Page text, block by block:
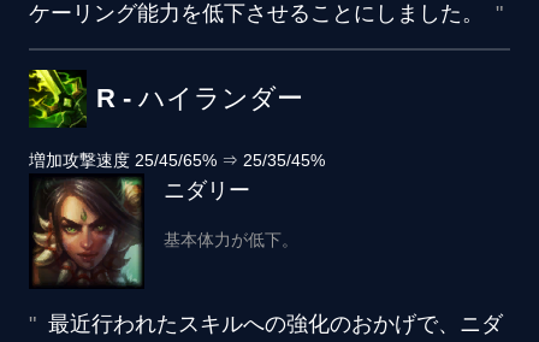
ケーリング能力を低下させることにしました。
R - ハイランダー
増加攻撃速度 25/45/65% ⇒ 25/35/45%
ニダリー
基本体力が低下。
最近行われたスキルへの強化のおかげで、ニダ